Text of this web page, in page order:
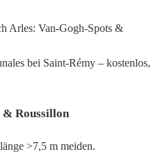
Arles: Van-Gogh-Spots &
bei Saint-Rémy – kostenlos,
& Roussillon
>7,5 m meiden.